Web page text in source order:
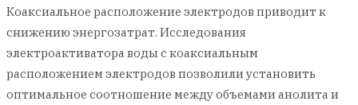
Коаксиальное расположение электродов приводит к
снижению энергозатрат. Исследования
электроактиватора воды с коаксиальным
расположением электродов позволили установить
оптимальное соотношение между объемами анолита и